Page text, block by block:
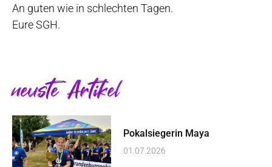
An guten wie in schlechten Tagen.
Eure SGH.
neuste Artikel
Pokalsiegerin Maya
01.07.2026